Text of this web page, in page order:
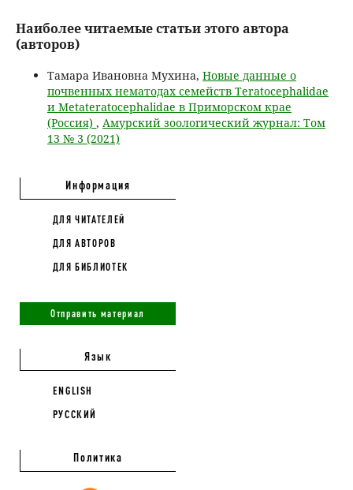
Наиболее читаемые статьи этого автора
(авторов)
Тамара Ивановна Мухина, Новые данные о
почвенных нематодах семейств Teratocephalidae
и Metateratocephalidae в Приморском крае
(Россия) , Амурский зоологический журнал: Том
13 № 3 (2021)
Информация
ДЛЯ ЧИТАТЕЛЕЙ
ДЛЯ АВТОРОВ
ДЛЯ БИБЛИОТЕК
Отправить материал
Язык
ENGLISH
РУССКИЙ
Политика